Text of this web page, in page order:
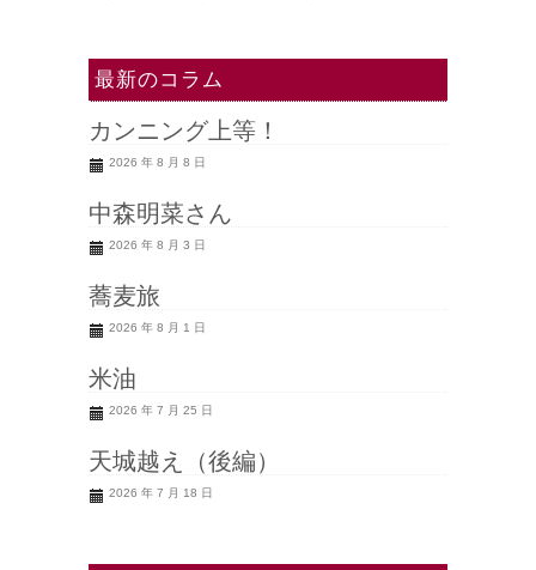
最新のコラム
カンニング上等！
2026 年 8 月 8 日
中森明菜さん
2026 年 8 月 3 日
蕎麦旅
2026 年 8 月 1 日
米油
2026 年 7 月 25 日
天城越え（後編）
2026 年 7 月 18 日